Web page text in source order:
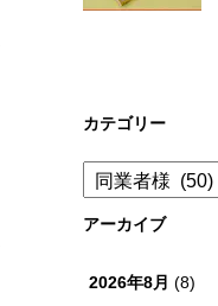
カテゴリー
カ
テ
ゴ
アーカイブ
2026年8月 (8)